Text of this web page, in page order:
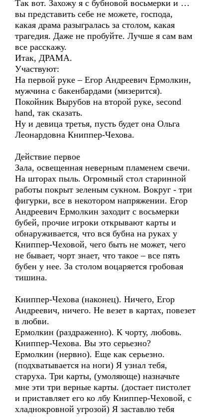
Так вот. Захожу я с бубновой восьмерки и …
вы представить себе не можете, господа,
какая драма разыгралась за столом, какая
трагедия. Даже не пробуйте. Лучше я сам вам
все расскажу.
Итак, ДРАМА.
Участвуют:
На первой руке – Егор Андреевич Ермолкин,
мужчина с бакенбардами (мизерится).
Покойник Вырубов на второй руке, second
hand, так сказать.
Ну и девица третья, пусть будет она Ольга
Леонардовна Книппер-Чехова.
Действие первое
Зала, освещенная неверным пламенем свечи.
На шторах пыль. Огромный стол старинной
работы покрыт зеленым сукном. Вокруг - три
фигурки, все в некотором напряжении. Егор
Андреевич Ермолкин заходит с восьмерки
бубей, прочие игроки открывают карты и
обнаруживается, что вся бубна на руках у
Книппер-Чеховой, чего быть не может, чего
не бывает, чорт знает, что такое – все пять
бубен у нее. За столом воцаряется гробовая
тишина.
Книппер-Чехова (наконец). Ничего, Егор
Андреевич, ничего. Не везет в картах, повезет
в любви.
Ермолкин (раздраженно). К чорту, любовь.
Книппер-Чехова. Вы это серьезно?
Ермолкин (нервно). Еще как серьезно.
(подхватывается на ноги) Я узнал тебя,
старуха. Три карты, (умоляюще) назначьте
мне эти три верные карты. (достает пистолет
и приставляет его ко лбу Книппер-Чеховой, с
хладнокровной угрозой) Я заставлю тебя